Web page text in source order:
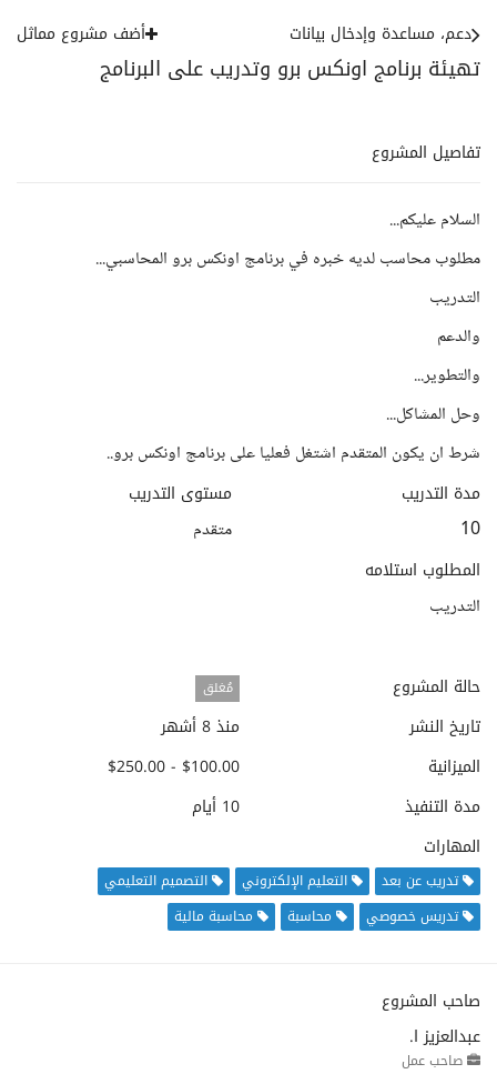
تهيئة برنامج اونكس برو وتدريب على البرنامج
دعم، مساعدة وإدخال بيانات أضف مشروع مماثل
تفاصيل المشروع
السلام عليكم...
مطلوب محاسب لديه خبره في برنامج اونكس برو المحاسبي...
التدريب
والدعم
والتطوير...
وحل المشاكل...
شرط ان يكون المتقدم اشتغل فعليا على برنامج اونكس برو..
مدة التدريب
10
مستوى التدريب
متقدم
المطلوب استلامه
التدريب
حالة المشروع مُغلق
تاريخ النشر
منذ 8 أشهر
الميزانية
$100.00 - $250.00
مدة التنفيذ
10 أيام
المهارات
تدريب عن بعد التعليم الإلكتروني
التصميم التعليمي
تدريس خصوصي
محاسبة محاسبة مالية
صاحب المشروع
عبدالعزيز ا.
صاحب عمل